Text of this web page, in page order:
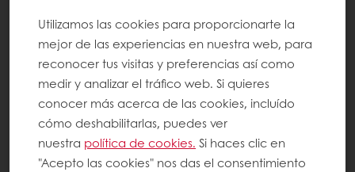
Utilizamos las cookies para proporcionarte la
mejor de las experiencias en nuestra web, para
reconocer tus visitas y preferencias así como
medir y analizar el tráfico web. Si quieres
conocer más acerca de las cookies, incluído
cómo deshabilitarlas, puedes ver
nuestra política de cookies. Si haces clic en
"Acepto las cookies" nos das el consentimiento